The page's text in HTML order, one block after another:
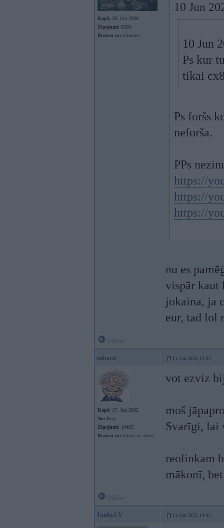
Kopš: 28. Oct 2006
Ziņojumi: 6569
Braucu ar: trimmeri
10 Jun
10 Jun
Ps kur
tikai
Ps foršs
neforša.
PPs
https://
https://
https://
nu es
vispār kaut
jokaina, ja
eur, tad lol
subaru 11. Jun 2025, 14:32
Kopš: 17. Jun 2002
No: Rīga
Ziņojumi: 10495
Braucu ar: rokām uz stūres
vot ezviz
moš
Svarīgi, lai
reolinkam
mākonī,
JankyLV 11. Jun 2025, 14:45